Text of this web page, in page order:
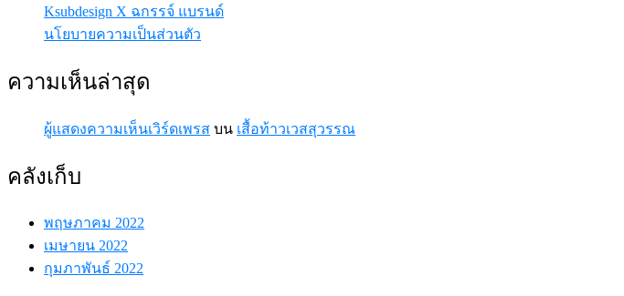
Ksubdesign X ฉกรรจ์ แบรนด์
นโยบายความเป็นส่วนตัว
ความเห็นล่าสุด
ผู้แสดงความเห็นเวิร์ดเพรส บน เสื้อท้าวเวสสุวรรณ
คลังเก็บ
พฤษภาคม 2022
เมษายน 2022
กุมภาพันธ์ 2022